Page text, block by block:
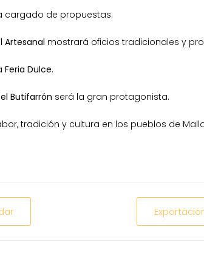
cargado de propuestas:
Artesanal mostrará oficios tradicionales y
Feria Dulce.
Butifarrón será la gran protagonista.
tradición y cultura en los pueblos de